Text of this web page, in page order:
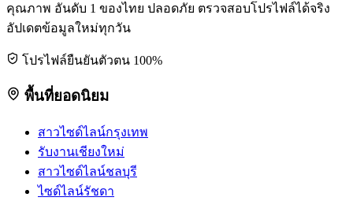
คุณภาพ อันดับ 1 ของไทย ปลอดภัย ตรวจสอบโปรไฟล์ได้จริง
อัปเดตข้อมูลใหม่ทุกวัน
โปรไฟล์ยืนยันตัวตน 100%
พื้นที่ยอดนิยม
สาวไซด์ไลน์กรุงเทพ
รับงานเชียงใหม่
สาวไซด์ไลน์ชลบุรี
ไซด์ไลน์รัชดา